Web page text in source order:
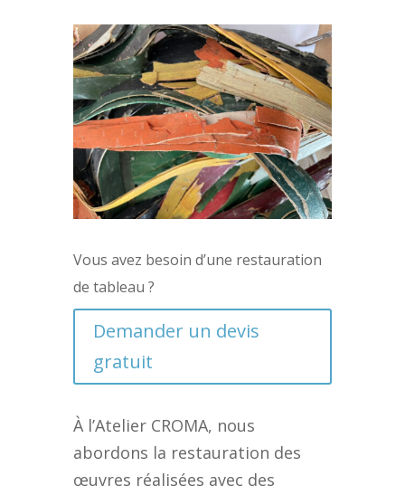
Vous avez besoin d’une restauration
de tableau ?
Demander un devis
gratuit
À l’Atelier CROMA, nous
abordons la restauration des
œuvres réalisées avec des